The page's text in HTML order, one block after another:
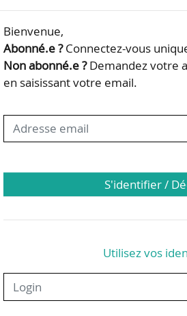
du CAE
le…
Bienvenue,
Abonné.e ?Connectez-vous
Non abonné.e ?Demandez votre
en saisissant votre email.
S'identifier /
Utilisez vos